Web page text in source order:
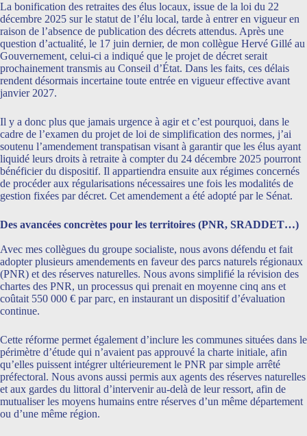
La bonification des retraites des élus locaux, issue de la loi du 22
décembre 2025 sur le statut de l’élu local, tarde à entrer en vigueur en
raison de l’absence de publication des décrets attendus. Après une
question d’actualité, le 17 juin dernier, de mon collègue Hervé Gillé au
Gouvernement, celui-ci a indiqué que le projet de décret serait
prochainement transmis au Conseil d’État. Dans les faits, ces délais
rendent désormais incertaine toute entrée en vigueur effective avant
janvier 2027.
Il y a donc plus que jamais urgence à agir et c’est pourquoi, dans le
cadre de l’examen du projet de loi de simplification des normes, j’ai
soutenu l’amendement transpatisan visant à garantir que les élus ayant
liquidé leurs droits à retraite à compter du 24 décembre 2025 pourront
bénéficier du dispositif. Il appartiendra ensuite aux régimes concernés
de procéder aux régularisations nécessaires une fois les modalités de
gestion fixées par décret. Cet amendement a été adopté par le Sénat.
Des avancées concrètes pour les territoires (PNR, SRADDET…)
Avec mes collègues du groupe socialiste, nous avons défendu et fait
adopter plusieurs amendements en faveur des parcs naturels régionaux
(PNR) et des réserves naturelles. Nous avons simplifié la révision des
chartes des PNR, un processus qui prenait en moyenne cinq ans et
coûtait 550 000 € par parc, en instaurant un dispositif d’évaluation
continue.
Cette réforme permet également d’inclure les communes situées dans le
périmètre d’étude qui n’avaient pas approuvé la charte initiale, afin
qu’elles puissent intégrer ultérieurement le PNR par simple arrêté
préfectoral. Nous avons aussi permis aux agents des réserves naturelles
et aux gardes du littoral d’intervenir au-delà de leur ressort, afin de
mutualiser les moyens humains entre réserves d’un même département
ou d’une même région.